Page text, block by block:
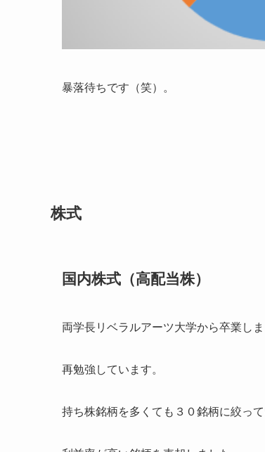
暴落待ちです（笑）。
株式
国内株式（高配当株）
両学長リベラルアーツ大学から卒業し
再勉強しています。
持ち株銘柄を多くても３０銘柄に絞っ